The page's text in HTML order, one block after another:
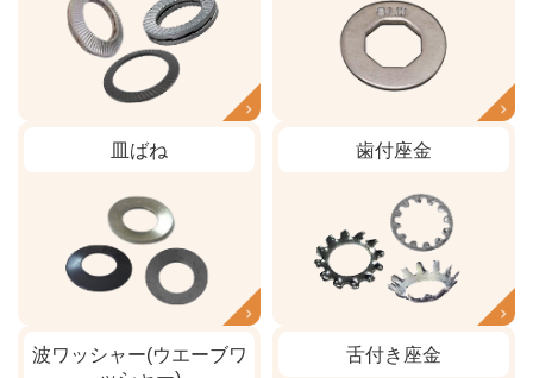
皿ばね 歯付座金
波ワッシャー(ウエーブワ
舌付き座金